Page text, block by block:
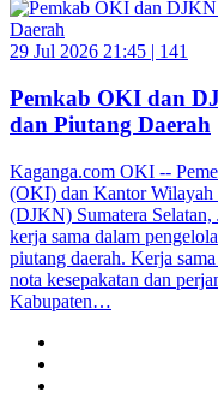
29 Jul 2026 21:45 | 141
Pemkab OKI dan
dan Piutang Daerah
Kaganga.com OKI --
(OKI) dan Kantor Wilayah
(DJKN) Sumatera
kerja sama dalam
piutang daerah. Kerja
nota kesepakatan dan
Kabupaten…